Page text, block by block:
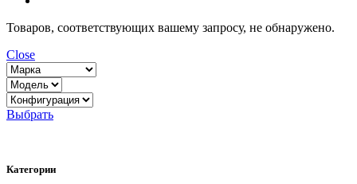
Товаров, соответствующих вашему запросу, не обнаружено.
Close
Выбрать
Категории